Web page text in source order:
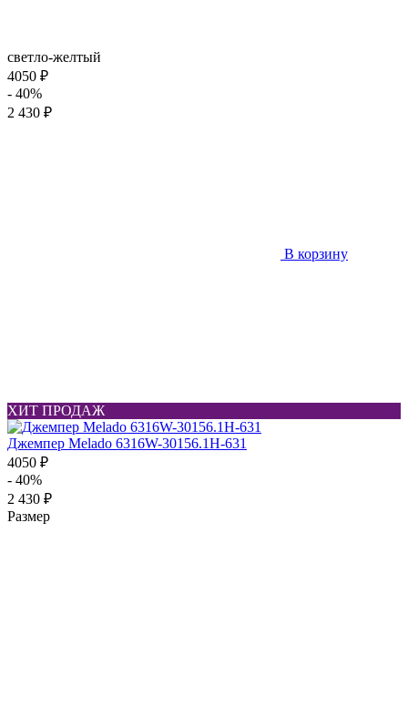
светло-желтый
4050 ₽
- 40%
2 430 ₽
В корзину
ХИТ ПРОДАЖ
Джемпер Melado 6316W-30156.1H-631
4050 ₽
- 40%
2 430 ₽
Размер